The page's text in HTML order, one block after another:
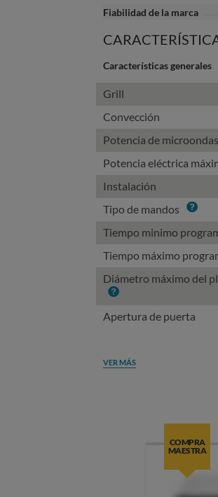
Fiabilidad de la marca
Características generales
Grill
Convección
Potencia de
Potencia eléctrica
Instalación
Tipo de mandos Info
Tiempo minimo
Tiempo máximo
Diámetro máximo del
Info
Apertura de puerta
VER MÁS
COMPRA
MAESTRA